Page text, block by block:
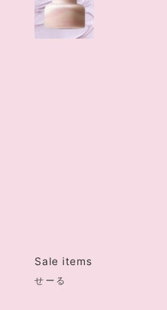
Sale items
せーる